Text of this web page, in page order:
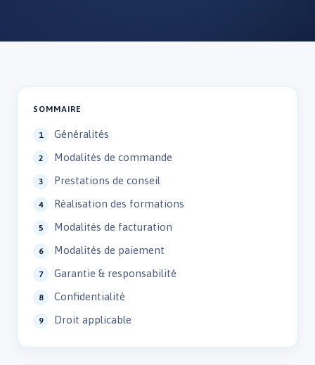
SOMMAIRE
Généralités
Modalités de commande
Prestations de conseil
Réalisation des formations
Modalités de facturation
Modalités de paiement
Garantie & responsabilité
Confidentialité
Droit applicable